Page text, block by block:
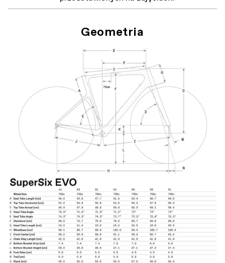
Geometria